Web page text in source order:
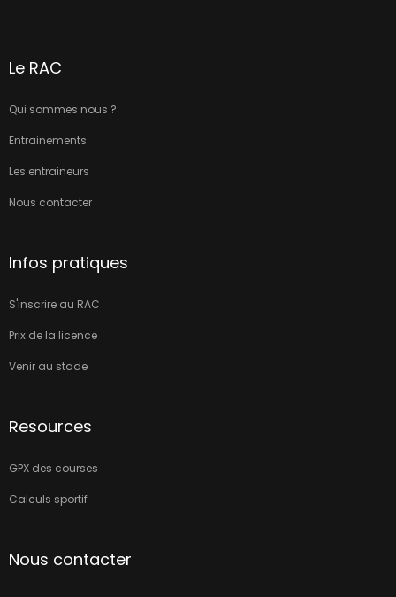
Le RAC
Qui sommes nous ?
Entrainements
Les entraineurs
Nous contacter
Infos pratiques
S'inscrire au RAC
Prix de la licence
Venir au stade
Resources
GPX des courses
Calculs sportif
Nous contacter